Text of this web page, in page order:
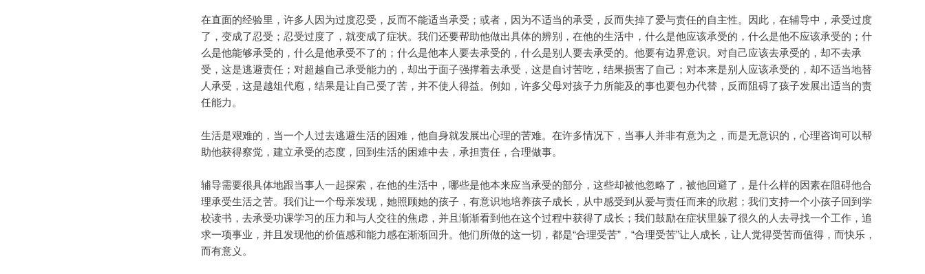
在直面的经验里，许多人因为过度忍受，反而不能适当承受；或者，因为不适当的承受，反而失掉了爱与责任的自主性。因此，在辅导中，承受过度
了，变成了忍受；忍受过度了，就变成了症状。我们还要帮助他做出具体的辨别，在他的生活中，什么是他应该承受的，什么是他不应该承受的；什
么是他能够承受的，什么是他承受不了的；什么是他本人要去承受的，什么是别人要去承受的。他要有边界意识。对自己应该去承受的，却不去承
受，这是逃避责任；对超越自己承受能力的，却出于面子强撑着去承受，这是自讨苦吃，结果损害了自己；对本来是别人应该承受的，却不适当地替
人承受，这是越俎代庖，结果是让自己受了苦，并不使人得益。例如，许多父母对孩子力所能及的事也要包办代替，反而阻碍了孩子发展出适当的责
任能力。
生活是艰难的，当一个人过去逃避生活的困难，他自身就发展出心理的苦难。在许多情况下，当事人并非有意为之，而是无意识的，心理咨询可以帮
助他获得察觉，建立承受的态度，回到生活的困难中去，承担责任，合理做事。
辅导需要很具体地跟当事人一起探索，在他的生活中，哪些是他本来应当承受的部分，这些却被他忽略了，被他回避了，是什么样的因素在阻碍他合
理承受生活之苦。我们让一个母亲发现，她照顾她的孩子，有意识地培养孩子成长，从中感受到从爱与责任而来的欣慰；我们支持一个小孩子回到学
校读书，去承受功课学习的压力和与人交往的焦虑，并且渐渐看到他在这个过程中获得了成长；我们鼓励在症状里躲了很久的人去寻找一个工作，追
求一项事业，并且发现他的价值感和能力感在渐渐回升。他们所做的这一切，都是“合理受苦”，“合理受苦”让人成长，让人觉得受苦而值得，而快乐，
而有意义。